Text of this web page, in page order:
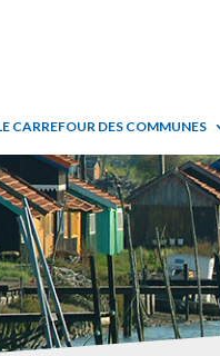
CARREFOUR DES COMMUNES